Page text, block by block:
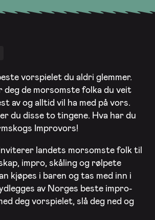
vorspielet du aldri glemmer.
deg de morsomste folka du veit
av og alltid vil ha med på vors.
du disse to tingene. Hva har du
Improvors!
landets morsomste folk til
impro, skåling og rølpete
kjøpes i baren og tas med inn i
av Norges beste impro-
deg vorspielet, slå deg ned og